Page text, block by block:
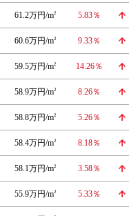
61.2万円/m2 5.83％
60.6万円/m2 9.33％
59.5万円/m2 14.26％
58.9万円/m2 8.26％
58.8万円/m2 5.26％
58.4万円/m2 8.18％
58.1万円/m2 3.58％
55.9万円/m2 5.33％